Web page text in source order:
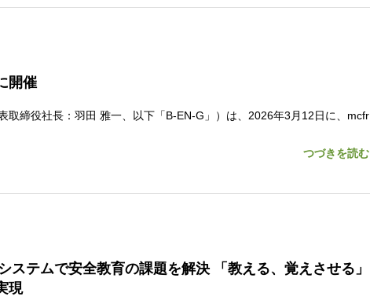
開催
取締役社長：羽田 雅一、以下「B-EN-G」）は、2026年3月12日に、mcfr
つづきを読む
テムで安全教育の課題を解決 「教える、覚えさせる」
現